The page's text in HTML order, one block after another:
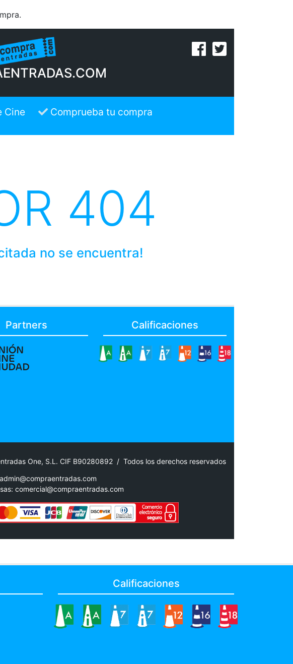
Cine Comprueba tu compra
404
no se encuentra!
Partners Calificaciones
One, S.L. CIF B90280892 / Todos los derechos reservados
comercial@compraentradas.com
Calificaciones